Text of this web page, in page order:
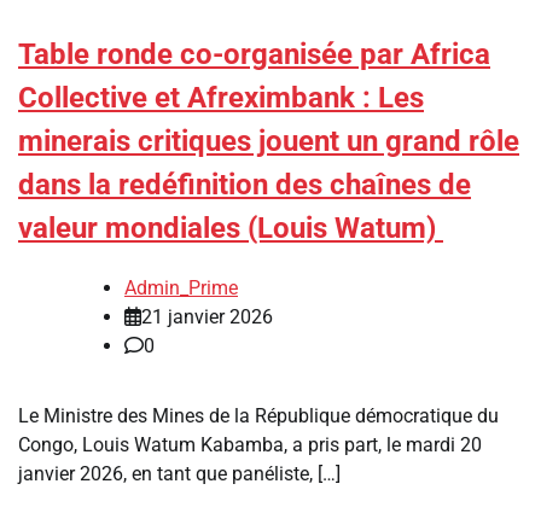
Table ronde co-organisée par Africa
Collective et Afreximbank : Les
minerais critiques jouent un grand rôle
dans la redéfinition des chaînes de
valeur mondiales (Louis Watum)
Admin_Prime
21 janvier 2026
0
Le Ministre des Mines de la République démocratique du
Congo, Louis Watum Kabamba, a pris part, le mardi 20
janvier 2026, en tant que panéliste, […]